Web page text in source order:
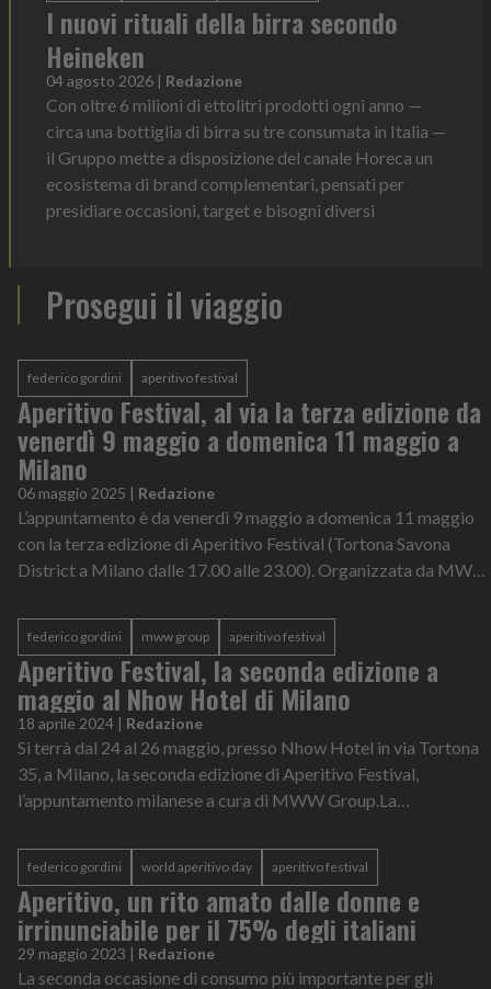
I nuovi rituali della birra secondo
Heineken
04 agosto 2026 | Redazione
Con oltre 6 milioni di ettolitri prodotti ogni anno —
circa una bottiglia di birra su tre consumata in Italia —
il Gruppo mette a disposizione del canale Horeca un
ecosistema di brand complementari, pensati per
presidiare occasioni, target e bisogni diversi
Prosegui il viaggio
federico gordini aperitivo festival
Aperitivo Festival, al via la terza edizione da
venerdì 9 maggio a domenica 11 maggio a
Milano
06 maggio 2025 | Redazione
L’appuntamento è da venerdì 9 maggio a domenica 11 maggio
con la terza edizione di Aperitivo Festival (Tortona Savona
District a Milano dalle 17.00 alle 23.00). Organizzata da MWW
federico gordini mww group aperitivo festival
Aperitivo Festival, la seconda edizione a
maggio al Nhow Hotel di Milano
18 aprile 2024 | Redazione
Si terrà dal 24 al 26 maggio, presso Nhow Hotel in via Tortona
35, a Milano, la seconda edizione di Aperitivo Festival,
l’appuntamento milanese a cura di MWW Group.La
federico gordini world aperitivo day aperitivo festival
Aperitivo, un rito amato dalle donne e
irrinunciabile per il 75% degli italiani
29 maggio 2023 | Redazione
La seconda occasione di consumo più importante per gli